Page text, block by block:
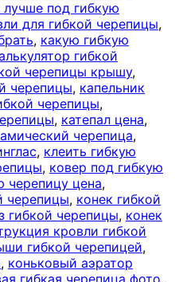
под гибкую
для гибкой черепицы,
, какую гибкую
гибкой
черепицы крышу,
черепицы, капельник
черепицы,
, катепал цена,
черепица,
, клеить гибкую
, ковер под гибкую
черепицу цена,
черепицы, конек гибкой
гибкой черепицы, конек
кровли гибкой
гибкой черепицей,
, коньковый аэратор
гибкая черепица фото,